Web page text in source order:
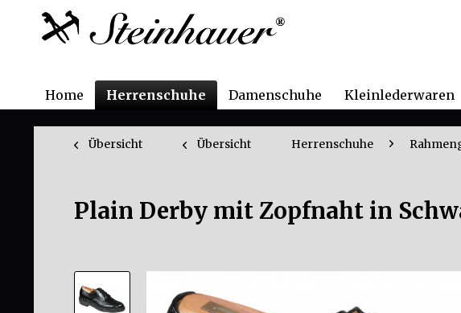
Home Herrenschuhe Damenschuhe Kleinlederwaren
Übersicht Übersicht Herrenschuhe
Plain Derby mit Zopfnaht in